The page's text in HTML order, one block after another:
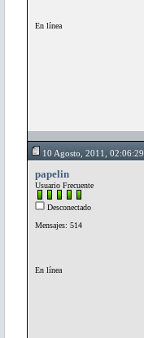
En línea
10 Agosto, 2011, 02:06:29
papelin
Usuario Frecuente
Desconectado
Mensajes: 514
En línea